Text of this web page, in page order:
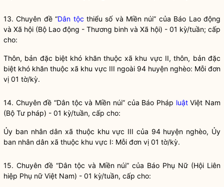
13. Chuyên đề “Dân tộc thiểu số và Miền núi” của Báo Lao động
và Xã hội (Bộ Lao động - Thương binh và Xã hội) - 01 kỳ/tuần; cấp
cho:
Thôn, bản đặc biệt khó khăn thuộc xã khu vực II, thôn, bản đặc
biệt khó khăn thuộc xã khu vực III ngoài 94 huyện nghèo: Mỗi đơn
vị 01 tờ/kỳ.
14. Chuyên đề “Dân tộc và Miền núi” của Báo Pháp luậtViệt Nam
(Bộ Tư pháp) - 01 kỳ/tuần, cấp cho:
Ủy ban nhân dân xã thuộc khu vực III của 94 huyện nghèo, Ủy
ban nhân dân xã thuộc khu vực I: Mỗi đơn vị 01 tờ/kỳ.
15. Chuyên đề “Dân tộc và Miền núi” của Báo Phụ Nữ (Hội Liên
hiệp Phụ nữ Việt Nam) - 01 kỳ/tuần, cấp cho: